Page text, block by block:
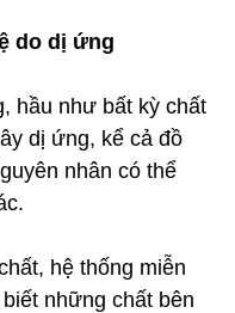
do dị ứng
hầu như bất kỳ chất
dị ứng, kể cả đồ
nhân có thể
hệ thống miễn
những chất bên